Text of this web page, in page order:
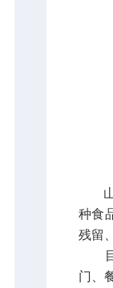
种食
残留
目
门、